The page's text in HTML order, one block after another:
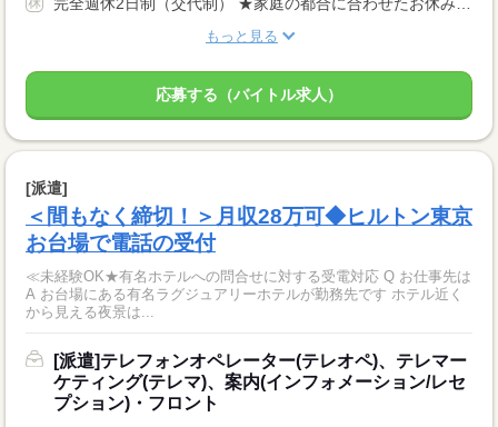
完全週休2日制（交代制） ★家庭の都合に合わせたお休みの調整も可能です！ プライベートの予定も立てやすい環境です。
もっと見る
応募する（バイトル求人）
[派遣]
＜間もなく締切！＞月収28万可◆ヒルトン東京
お台場で電話の受付
≪未経験OK★有名ホテルへの問合せに対する受電対応 Q お仕事先は
A お台場にある有名ラグジュアリーホテルが勤務先です ホテル近く
から見える夜景は...
[派遣]テレフォンオペレーター(テレオペ)、テレマー
ケティング(テレマ)、案内(インフォメーション/レセ
プション)・フロント